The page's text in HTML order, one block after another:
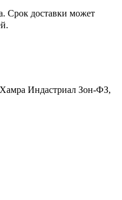
Срок доставки может
Индастриал Зон-ФЗ,